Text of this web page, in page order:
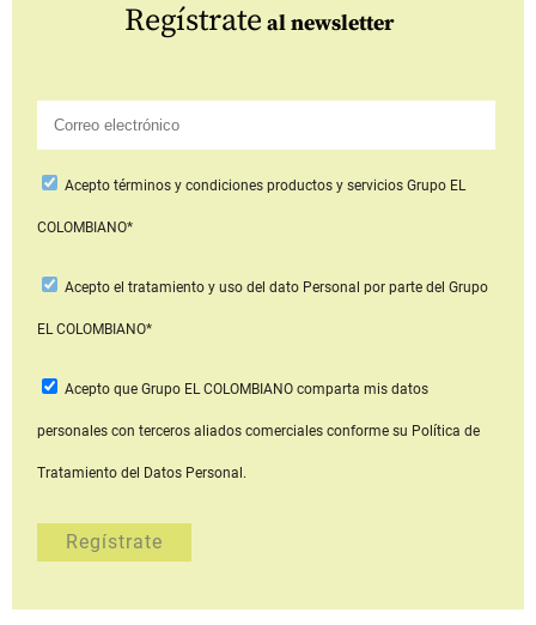
Regístrate al newsletter
Aceptotérminos y condiciones productos y serviciosGrupo EL
COLOMBIANO*
Acepto el tratamiento y uso del dato Personal por parte del Grupo
EL COLOMBIANO*
Acepto que Grupo EL COLOMBIANOcomparta mis datos
personales con terceros aliados comerciales conforme su Política de
Tratamiento del Datos Personal.